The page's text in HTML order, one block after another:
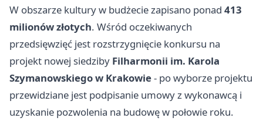
W obszarze kultury w budżecie zapisano ponad 413
milionów złotych. Wśród oczekiwanych
przedsięwzięć jest rozstrzygnięcie konkursu na
projekt nowej siedziby Filharmonii im. Karola
Szymanowskiego w Krakowie- po wyborze projektu
przewidziane jest podpisanie umowy z wykonawcą i
uzyskanie pozwolenia na budowę w połowie roku.